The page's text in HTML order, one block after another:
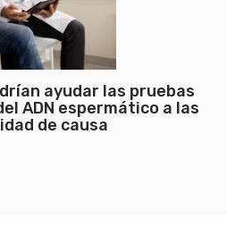
ayudar las pruebas
ADN espermático a las
de causa